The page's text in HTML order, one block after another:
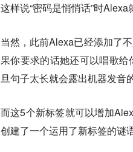
这样说“密码是悄悄话”时Alexa
当然，此前Alexa已经添加了
果你要求的话她还可以唱歌
旦句子太长就会露出机器发音
而这5个新标签就可以增加
创建了一个运用了新标签的谜